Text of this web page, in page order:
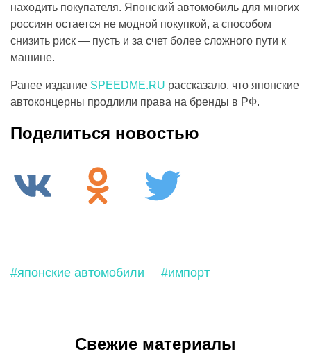
находить покупателя. Японский автомобиль для многих
россиян остается не модной покупкой, а способом
снизить риск — пусть и за счет более сложного пути к
машине.
Ранее издание SPEEDME.RU рассказало, что японские
автоконцерны продлили права на бренды в РФ.
Поделиться новостью
#японские автомобили #импорт
Свежие материалы